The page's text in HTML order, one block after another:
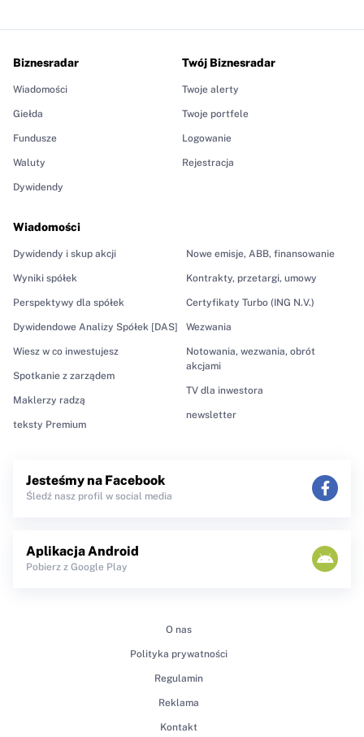
Biznesradar
Wiadomości
Giełda
Fundusze
Waluty
Dywidendy
Wiadomości
Dywidendy i skup akcji
Wyniki spółek
Perspektywy dla spółek
Dywidendowe Analizy Spółek [DAS]
Wiesz w co inwestujesz
Spotkanie z zarządem
Maklerzy radzą
teksty Premium
Nowe emisje, ABB, finansowanie
Kontrakty, przetargi, umowy
Certyfikaty Turbo (ING N.V.)
Wezwania
Notowania, wezwania, obrót
akcjami
TV dla inwestora
newsletter
Twój Biznesradar
Twoje alerty
Twoje portfele
Logowanie
Rejestracja
Jesteśmy na Facebook
Śledź nasz profil w social media
Aplikacja Android
Pobierz z Google Play
O nas
Polityka prywatności
Regulamin
Reklama
Kontakt